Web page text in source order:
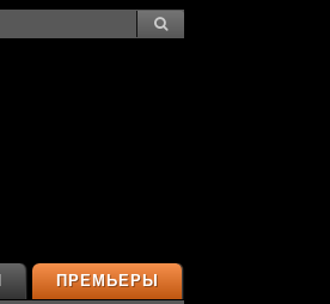
ПРЕМЬЕРЫ